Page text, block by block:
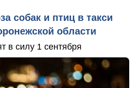
собак и птиц в такси
области
в силу 1 сентября